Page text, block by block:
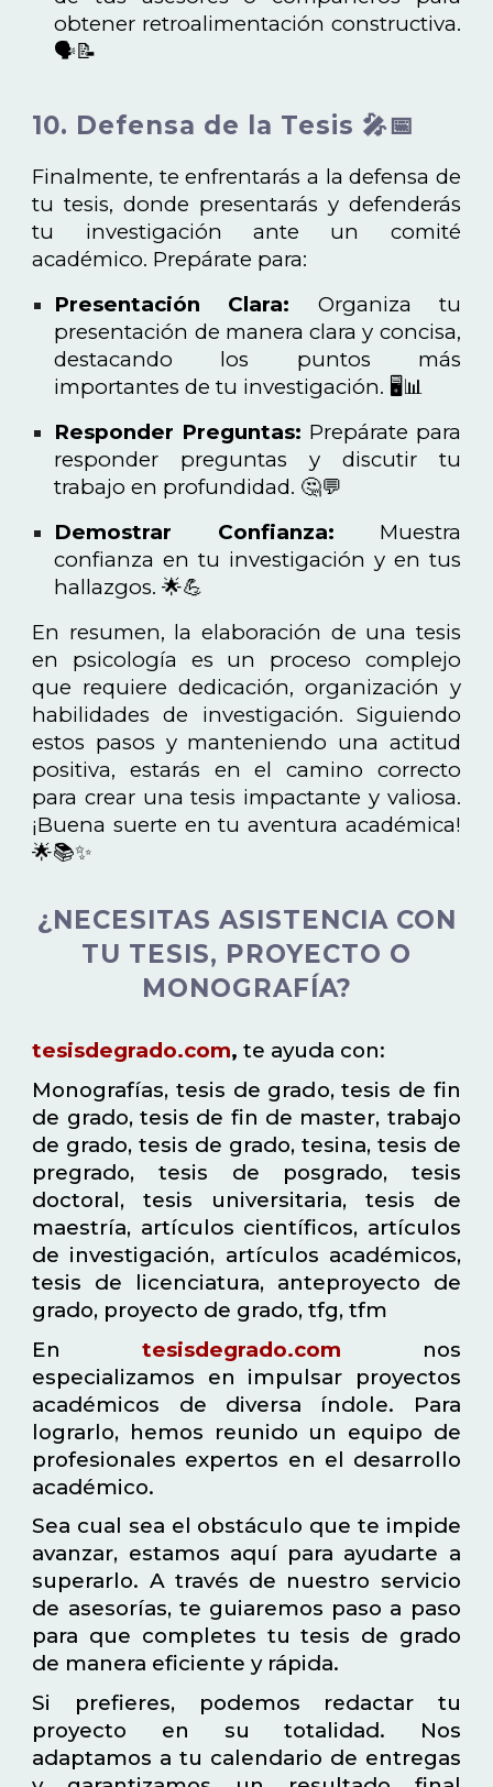
obtener retroalimentación constructiva.
🗣️📝
10. Defensa de la Tesis 🎤📅
Finalmente, te enfrentarás a la defensa de
tu tesis, donde presentarás y defenderás
tu investigación ante un comité
académico. Prepárate para:
Presentación Clara: Organiza tu
presentación de manera clara y concisa,
destacando los puntos más
importantes de tu investigación. 🖥️📊
Responder Preguntas: Prepárate para
responder preguntas y discutir tu
trabajo en profundidad. 🤔💬
Demostrar Confianza: Muestra
confianza en tu investigación y en tus
hallazgos. 🌟💪
En resumen, la elaboración de una tesis
en psicología es un proceso complejo
que requiere dedicación, organización y
habilidades de investigación. Siguiendo
estos pasos y manteniendo una actitud
positiva, estarás en el camino correcto
para crear una tesis impactante y valiosa.
¡Buena suerte en tu aventura académica!
🌟📚✨
¿NECESITAS ASISTENCIA CON
TU TESIS, PROYECTO O
MONOGRAFÍA?
tesisdegrado.com, te ayuda con:
Monografías, tesis de grado, tesis de fin
de grado, tesis de fin de master, trabajo
de grado, tesis de grado, tesina, tesis de
pregrado, tesis de posgrado, tesis
doctoral, tesis universitaria, tesis de
maestría, artículos científicos, artículos
de investigación, artículos académicos,
tesis de licenciatura, anteproyecto de
grado, proyecto de grado, tfg, tfm
En tesisdegrado.com nos
especializamos en impulsar proyectos
académicos de diversa índole. Para
lograrlo, hemos reunido un equipo de
profesionales expertos en el desarrollo
académico.
Sea cual sea el obstáculo que te impide
avanzar, estamos aquí para ayudarte a
superarlo. A través de nuestro servicio
de asesorías, te guiaremos paso a paso
para que completes tu tesis de grado
de manera eficiente y rápida.
Si prefieres, podemos redactar tu
proyecto en su totalidad. Nos
adaptamos a tu calendario de entregas